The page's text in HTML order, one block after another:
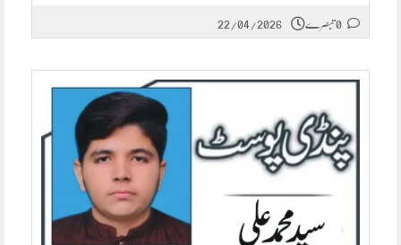
22/04/2026